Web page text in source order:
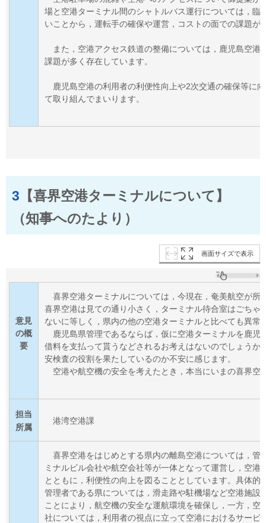
場と空港ターミナル間のシャトルバス運行については，臨
いことから，運転手の確保や運営，コストの面での課題が
また，空港アクセス鉄道の整備については，鹿児島空港
課題が多く存在しています。
鹿児島空港の利用者の利便性向上や2次交通の確保等に
て取り組んでまいります。
3 【喜界空港ターミナルについて】
（知事へのたより）
画面サイズで表示
意見
の概
要
喜界空港ターミナルについては，今現在，奄美航空が所
喜界空港は見ての通り小さく，ターミナル待合室はごちゃ
ないに等しく，県内の他の空港ターミナルと比べても異常
鹿児島県管理であるならば，仮に空港ターミナルを鹿児
借料を支払って貰うなどされるお考えはないのでしょうか
安検査の役割を果たしているのか不安に感じます。
空港や航空機の安全を考えたとき，本当にいまの喜界空
担当
所属
港湾空港課
喜界空港をはじめとする県内の離島空港については，管
ミナルビル会社や航空会社等が一体となって運営し，空港
とともに，利便性の向上を図ることとしています。具体的
管理者である県については，滑走路や駐機場など空港施設
ことにより，航空機の安全な運航環境を確保し，一方，空
社については，利用者の視点に立って空港におけるサービ